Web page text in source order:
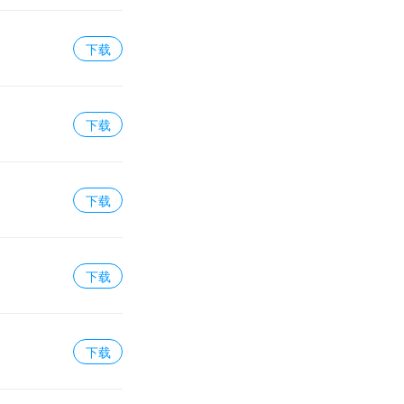
下载
下载
下载
下载
下载